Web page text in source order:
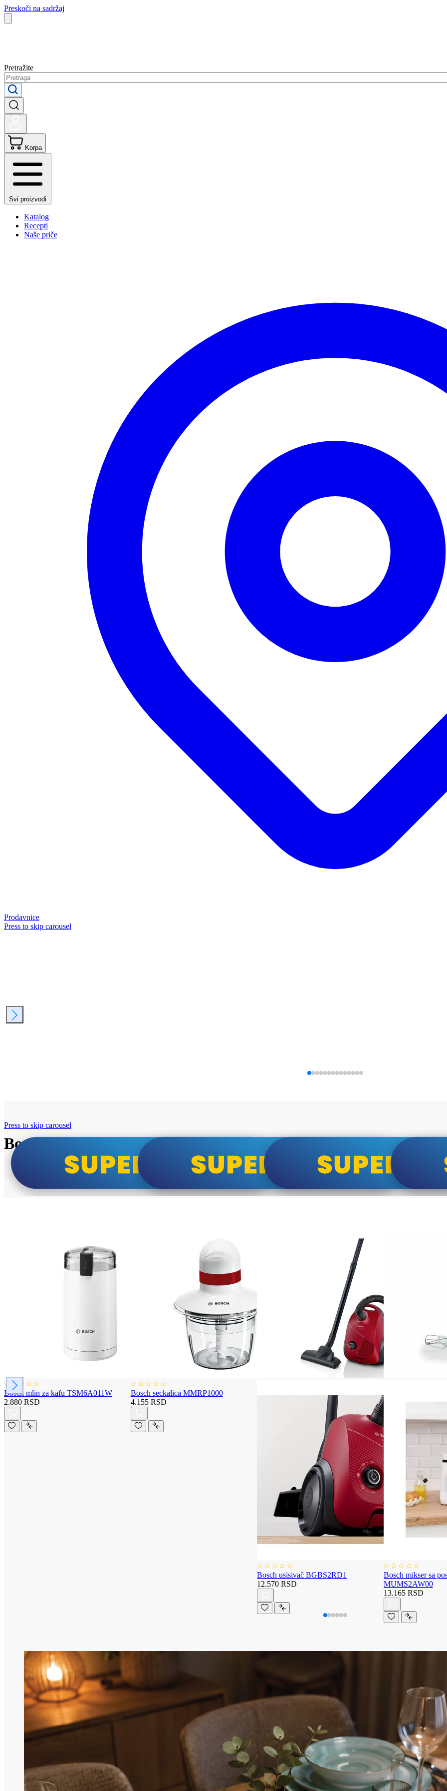
Preskoči na sadržaj
Pretražite
Korpa
Svi proizvodi
Katalog
Recepti
Naše priče
Prodavnice
Press to skip carousel
Bosch super cene
Press to skip carousel
Bosch mlin za kafu TSM6A011W
2.880 RSD
Bosch seckalica MMRP1000
4.155 RSD
Bosch usisivač BGBS2RD1
12.570 RSD
Bosch mikser sa
MUMS2AW00
13.165 RSD